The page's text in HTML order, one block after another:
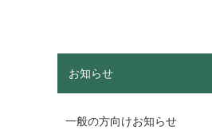
お知らせ
一般の方向けお知らせ